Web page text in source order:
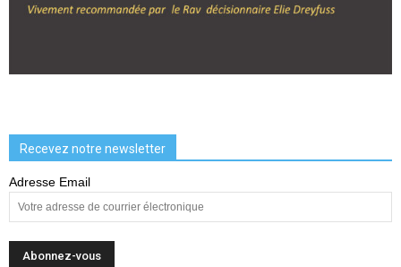
Recevez notre newsletter
Adresse Email